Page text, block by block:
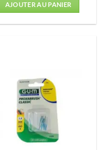
AJOUTER AU PANIER